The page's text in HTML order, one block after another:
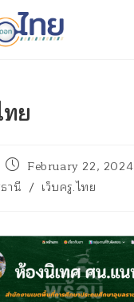
ย
February 22, 2024
านี / เว็บครู.ไทย